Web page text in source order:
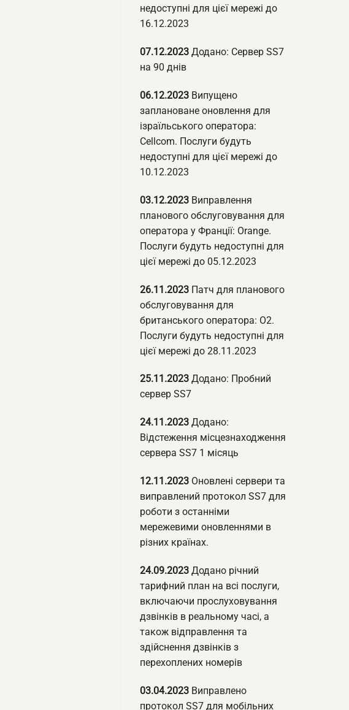
недоступні для цієї мережі до
16.12.2023
07.12.2023 Додано: Сервер SS7
на 90 днів
06.12.2023 Випущено
заплановане оновлення для
ізраїльського оператора:
Cellcom. Послуги будуть
недоступні для цієї мережі до
10.12.2023
03.12.2023 Виправлення
планового обслуговування для
оператора у Франції: Orange.
Послуги будуть недоступні для
цієї мережі до 05.12.2023
26.11.2023 Патч для планового
обслуговування для
британського оператора: O2.
Послуги будуть недоступні для
цієї мережі до 28.11.2023
25.11.2023 Додано: Пробний
сервер SS7
24.11.2023 Додано:
Відстеження місцезнаходження
сервера SS7 1 місяць
12.11.2023 Оновлені сервери та
виправлений протокол SS7 для
роботи з останніми
мережевими оновленнями в
різних країнах.
24.09.2023 Додано річний
тарифний план на всі послуги,
включаючи прослуховування
дзвінків в реальному часі, а
також відправлення та
здійснення дзвінків з
перехоплених номерів
03.04.2023 Виправлено
протокол SS7 для мобільних